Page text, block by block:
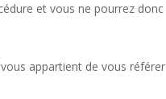
et vous ne pourrez donc
appartient de vous référer